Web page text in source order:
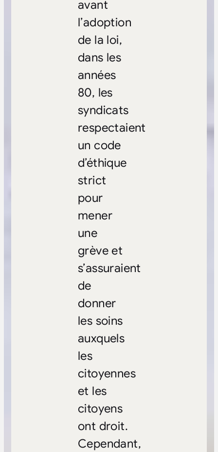
avant
l’adoption
de la loi,
dans les
années
80, les
syndicats
respectaient
un code
d’éthique
strict
pour
mener
une
grève et
s’assuraient
de
donner
les soins
auxquels
les
citoyennes
et les
citoyens
ont droit.
Cependant,